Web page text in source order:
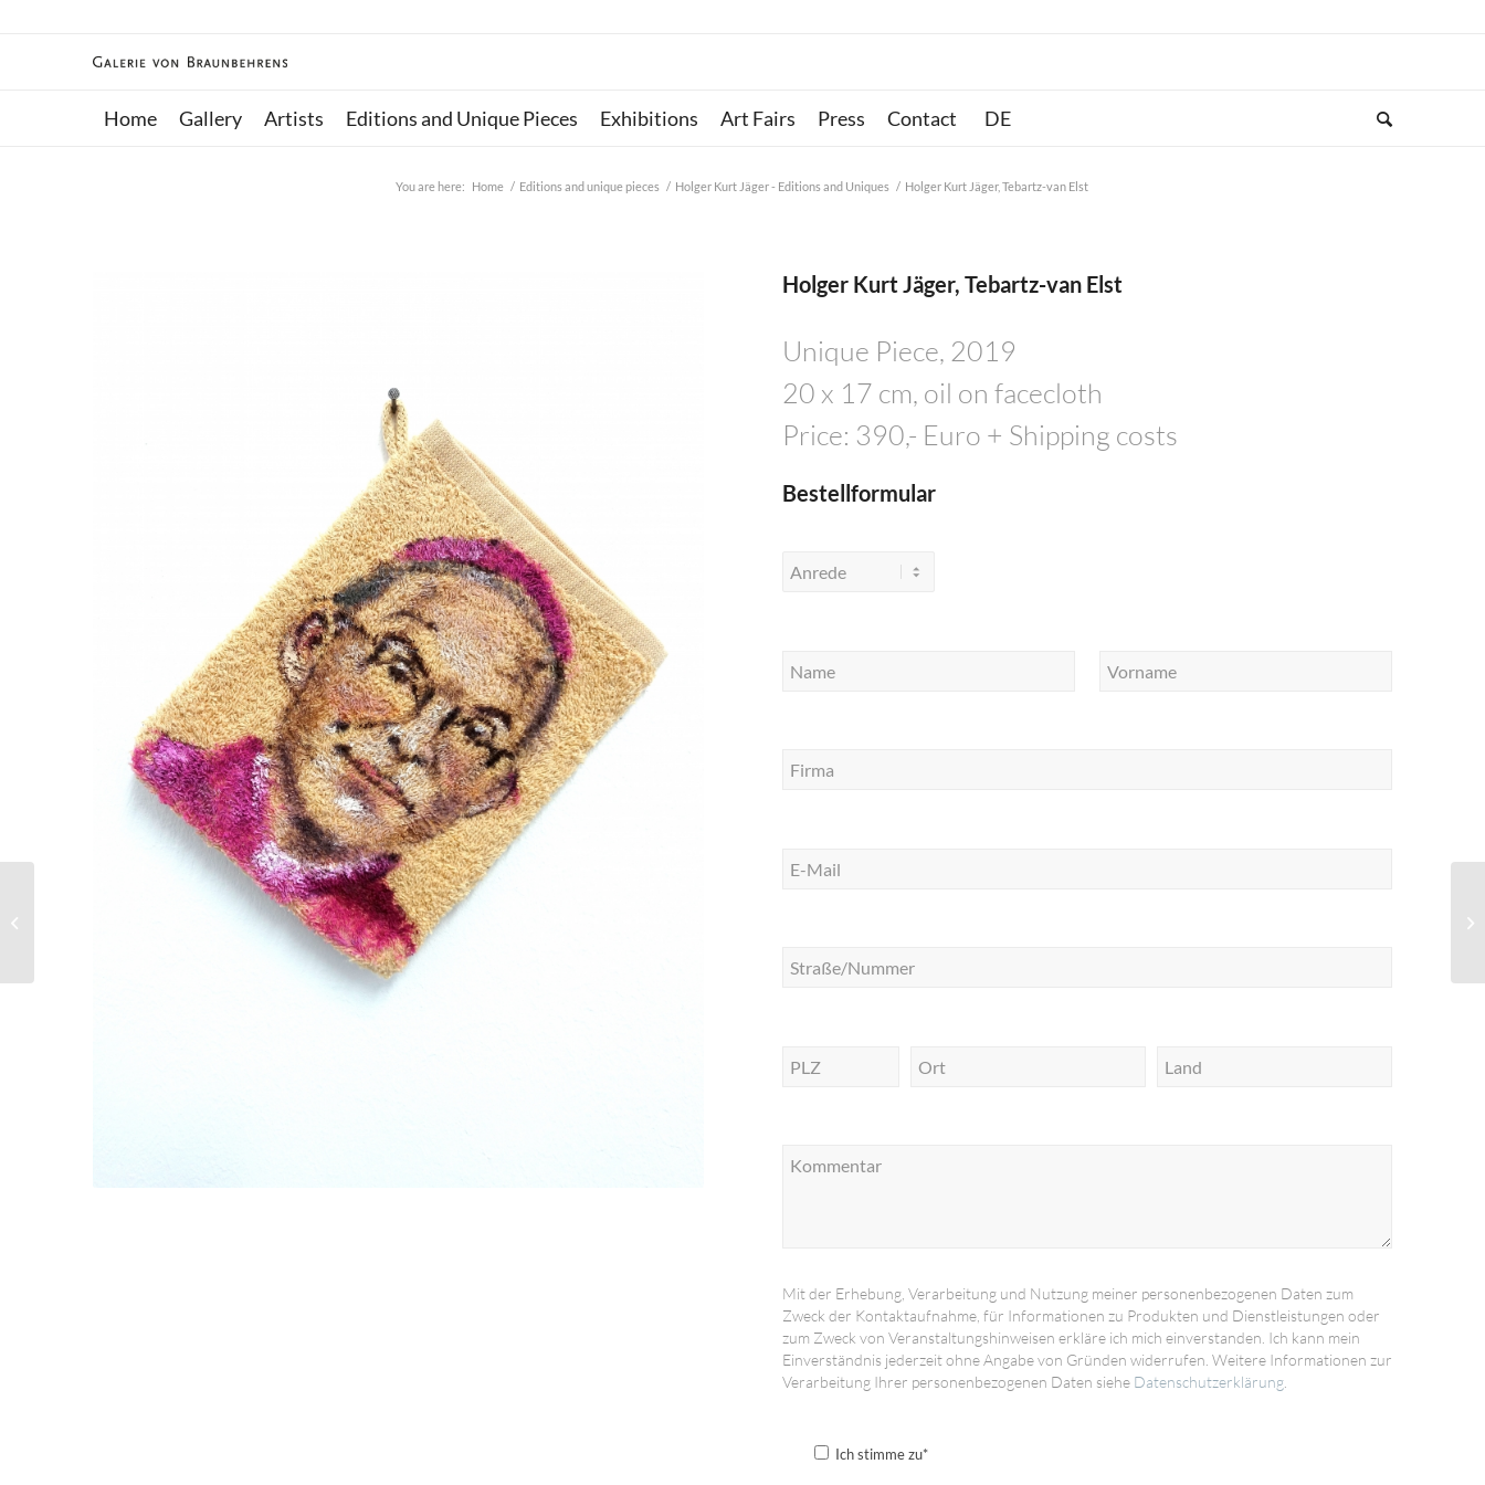
Home Gallery Artists Editions and Unique Pieces Exhibitions Art Fairs Press Contact
You are here: Home / Editions and unique pieces / Holger Kurt Jäger - Editions and Uniques / Holger Kurt Jäger, Tebartz-van Elst
Holger Kurt Jäger, Tebartz-van Elst
Unique Piece, 2019
20 x 17 cm, oil on facecloth
Price: 390,- Euro + Shipping costs
Bestellformular
Mit der Erhebung, Verarbeitung und Nutzung meiner personenbezogenen Daten zum
Zweck der Kontaktaufnahme, für Informationen zu Produkten und Dienstleistungen oder
zum Zweck von Veranstaltungshinweisen erkläre ich mich einverstanden. Ich kann mein
Einverständnis jederzeit ohne Angabe von Gründen widerrufen. Weitere Informationen zur
Verarbeitung Ihrer personenbezogenen Daten siehe Datenschutzerklärung.
Ich stimme zu*